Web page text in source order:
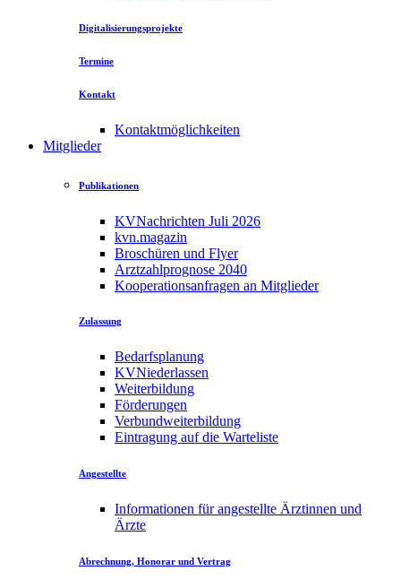
Digitalisierungsprojekte
Termine
Kontakt
Kontaktmöglichkeiten
Mitglieder
Publikationen
KVNachrichten Juli 2026
kvn.magazin
Broschüren und Flyer
Arztzahlprognose 2040
Kooperationsanfragen an Mitglieder
Zulassung
Bedarfsplanung
KVNiederlassen
Weiterbildung
Förderungen
Verbundweiterbildung
Eintragung auf die Warteliste
Angestellte
Informationen für angestellte Ärztinnen und
Ärzte
Abrechnung, Honorar und Vertrag